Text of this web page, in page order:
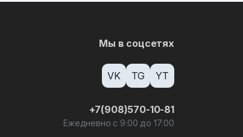
Мы в соцсетях
VK TG YT
+7(908)570-10-81
Ежедневно с 9:00 до 17:00